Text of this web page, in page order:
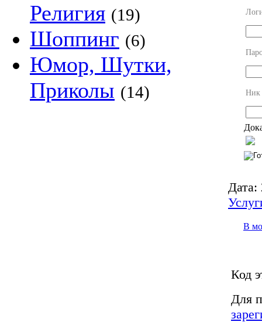
Религия (19)
Шоппинг (6)
Юмор, Шутки,
Приколы (14) Ник
Дата:
В
Код
Для